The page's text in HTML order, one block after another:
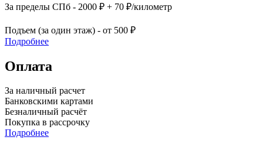
За пределы СПб - 2000 ₽ + 70 ₽/километр
Подъем (за один этаж) - от 500 ₽
Подробнее
Оплата
За наличный расчет
Банковскими картами
Безналичный расчёт
Покупка в рассрочку
Подробнее